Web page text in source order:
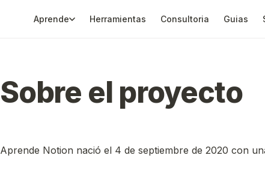
Aprende Herramientas Consultoria Guias
Sobre el proyecto
Aprende Notion nació el 4 de septiembre de 2020 con